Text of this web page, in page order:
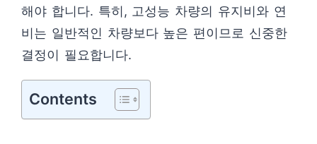
해야 합니다. 특히, 고성능 차량의 유지비와 연
비는 일반적인 차량보다 높은 편이므로 신중한
결정이 필요합니다.
Contents